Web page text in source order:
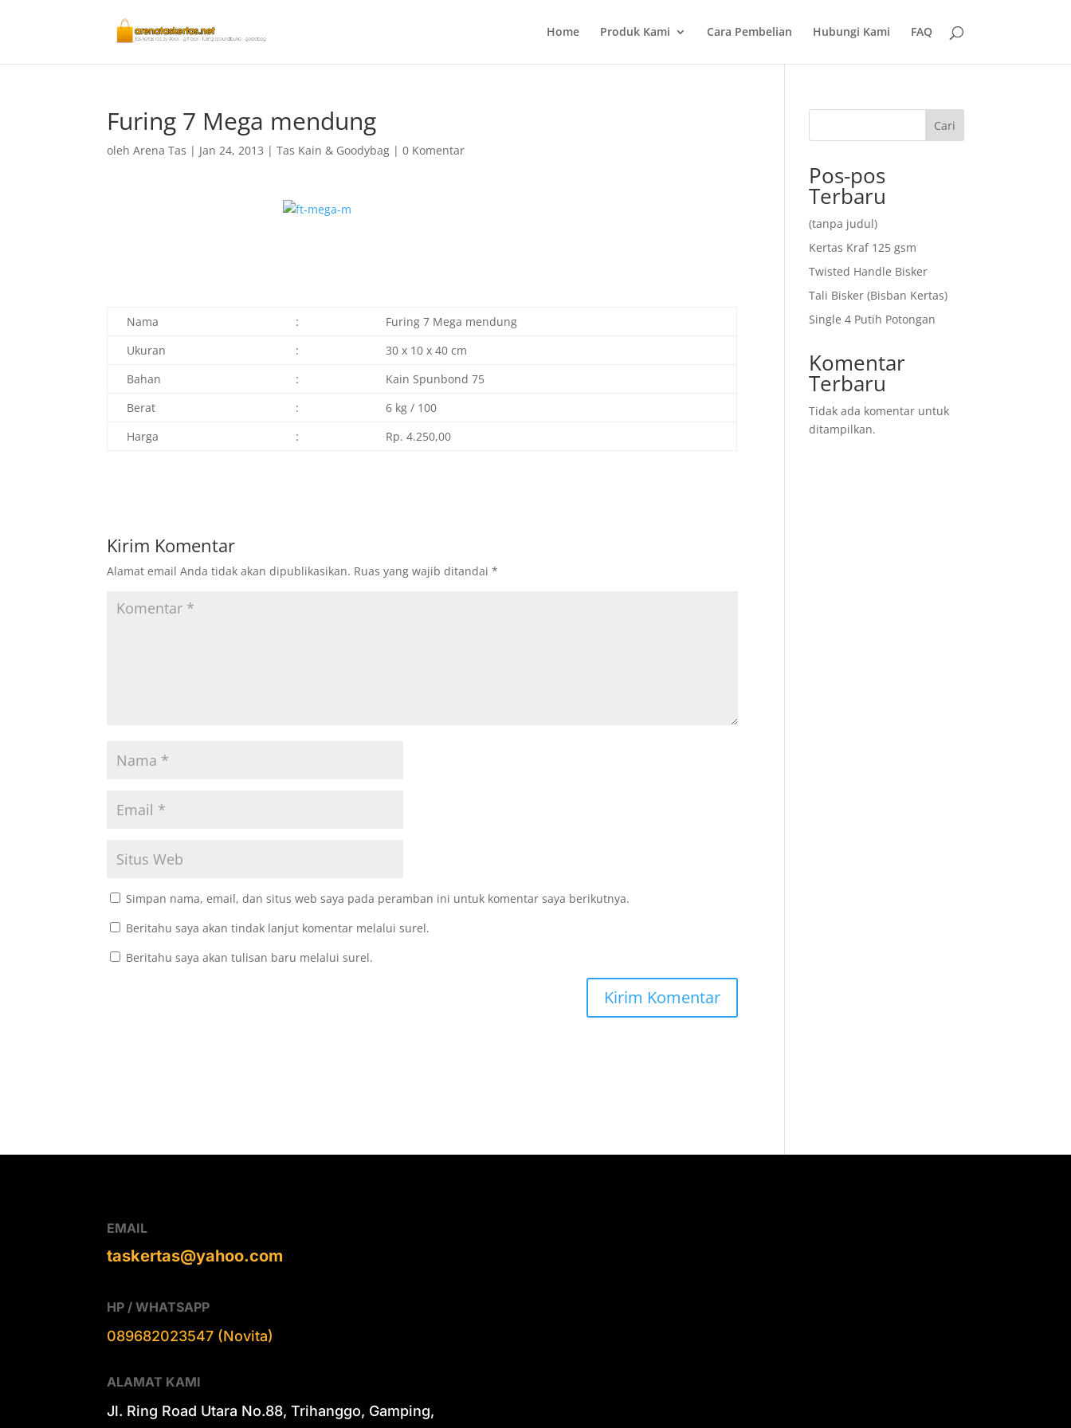
Home Produk Kami Cara Pembelian Hubungi Kami FAQ
Furing 7 Mega mendung
olehArena Tas | Jan 24, 2013 |Tas Kain & Goodybag |0 Komentar
Nama :
Furing 7 Mega mendung
Ukuran
:
30 x 10 x 40 cm
Bahan
:
Kain Spunbond 75
Berat
:
6 kg / 100
Harga
: Rp. 4.250,00
Kirim Komentar
Alamat email Anda tidak akan dipublikasikan. Ruas yang wajib ditandai*
Simpan nama, email, dan situs web saya pada peramban ini untuk komentar saya berikutnya.
Beritahu saya akan tindak lanjut komentar melalui surel.
Beritahu saya akan tulisan baru melalui surel.
Cari
Pos-pos
Terbaru
(tanpa judul)
Kertas Kraf 125 gsm
Twisted Handle Bisker
Tali Bisker (Bisban Kertas)
Single 4 Putih Potongan
Komentar
Terbaru
Tidak ada komentar untuk
ditampilkan.
EMAIL
taskertas@yahoo.com
HP / WHATSAPP
089682023547 (Novita)
ALAMAT KAMI
Jl. Ring Road Utara No.88, Trihanggo, Gamping,